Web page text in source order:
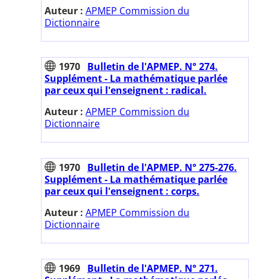
Auteur : APMEP Commission du
Dictionnaire
1970 Bulletin de l'APMEP. N° 274.
Supplément - La mathématique parlée
par ceux qui l'enseignent : radical.
Auteur : APMEP Commission du
Dictionnaire
1970 Bulletin de l'APMEP. N° 275-276.
Supplément - La mathématique parlée
par ceux qui l'enseignent : corps.
Auteur : APMEP Commission du
Dictionnaire
1969 Bulletin de l'APMEP. N° 271.